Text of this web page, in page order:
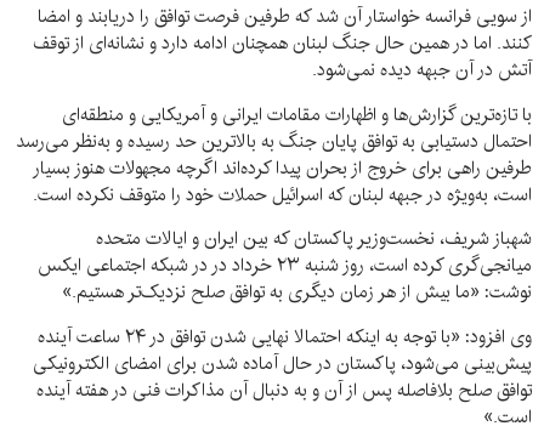
از سویی فرانسه خواستار آن شد که طرفین فرصت توافق را دریابند و امضا
کنند. اما در همین حال جنگ لبنان همچنان ادامه دارد و نشانه‌ای از توقف
آتش در آن جبهه دیده نمی‌شود.
با تازه‌ترین گزارش‌ها و اظهارات مقامات ایرانی و آمریکایی و منطقه‌ای
احتمال دستیابی به توافق پایان جنگ به بالاترین حد رسیده و به‌نظر می‌رسد
طرفین راهی برای خروج از بحران پیدا کرده‌اند اگرچه مجهولات هنوز بسیار
است، به‌ویژه در جبهه لبنان که اسرائیل حملات خود را متوقف نکرده است.
شهباز شریف، نخست‌وزیر پاکستان که بین ایران و ایالات متحده
میانجی‌گری کرده است، روز شنبه ۲۳ خرداد در در شبکه اجتماعی ایکس
نوشت: «ما بیش از هر زمان دیگری به توافق صلح نزدیک‌تر هستیم.»
وی افزود: «با توجه به اینکه احتمالا نهایی شدن توافق در ۲۴ ساعت آینده
پیش‌بینی می‌شود، پاکستان در حال آماده شدن برای امضای الکترونیکی
توافق صلح بلافاصله پس از آن و به دنبال آن مذاکرات فنی در هفته آینده
است.»